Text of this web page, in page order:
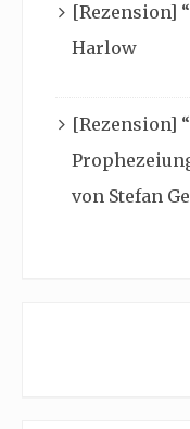
[Rezension]
Harlow
[Rezension]
von Stefan